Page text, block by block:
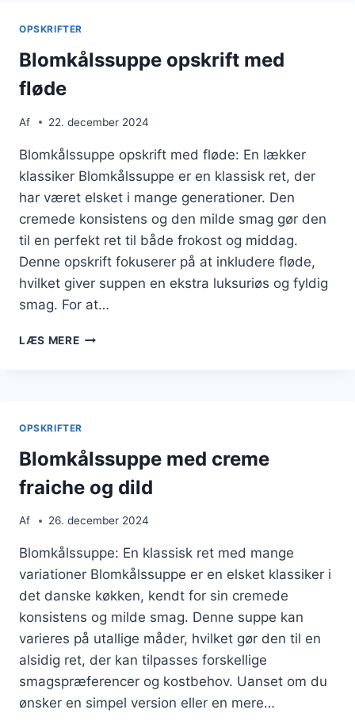
OPSKRIFTER
Blomkålssuppe opskrift med
fløde
Af 22. december 2024
Blomkålssuppe opskrift med fløde: En lækker
klassiker Blomkålssuppe er en klassisk ret, der
har været elsket i mange generationer. Den
cremede konsistens og den milde smag gør den
til en perfekt ret til både frokost og middag.
Denne opskrift fokuserer på at inkludere fløde,
hvilket giver suppen en ekstra luksuriøs og fyldig
smag. For at…
LÆS MEREBLOMKÅLSSUPPE
OPSKRIFTER
Blomkålssuppe med creme
fraiche og dild
Af 26. december 2024
Blomkålssuppe: En klassisk ret med mange
variationer Blomkålssuppe er en elsket klassiker i
det danske køkken, kendt for sin cremede
konsistens og milde smag. Denne suppe kan
varieres på utallige måder, hvilket gør den til en
alsidig ret, der kan tilpasses forskellige
smagspræferencer og kostbehov. Uanset om du
ønsker en simpel version eller en mere…